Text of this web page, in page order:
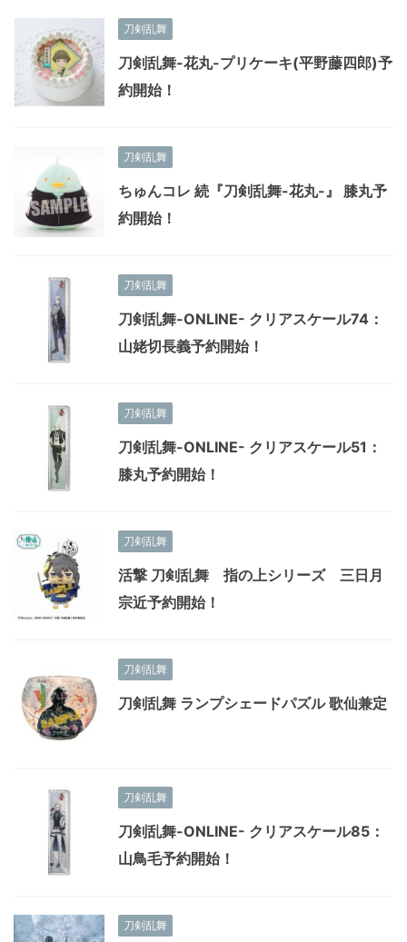
刀剣乱舞
刀剣乱舞-花丸-プリケーキ(平野藤四郎)予
約開始！
刀剣乱舞
ちゅんコレ 続『刀剣乱舞-花丸-』 膝丸予
約開始！
刀剣乱舞
刀剣乱舞-ONLINE- クリアスケール74：
山姥切長義予約開始！
刀剣乱舞
刀剣乱舞-ONLINE- クリアスケール51：
膝丸予約開始！
刀剣乱舞
活撃 刀剣乱舞 指の上シリーズ 三日月
宗近予約開始！
刀剣乱舞
刀剣乱舞 ランプシェードパズル 歌仙兼定
刀剣乱舞
刀剣乱舞-ONLINE- クリアスケール85：
山鳥毛予約開始！
刀剣乱舞